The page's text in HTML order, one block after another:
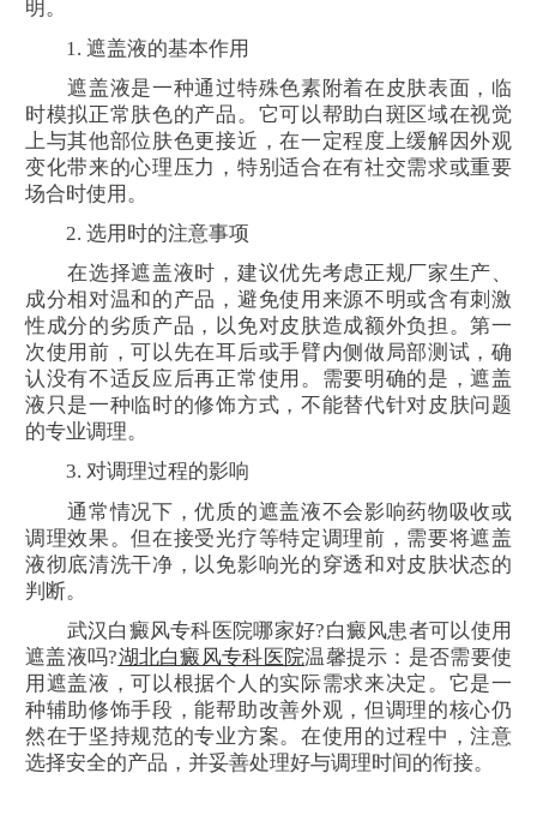
明。
1. 遮盖液的基本作用
遮盖液是一种通过特殊色素附着在皮肤表面，临
时模拟正常肤色的产品。它可以帮助白斑区域在视觉
上与其他部位肤色更接近，在一定程度上缓解因外观
变化带来的心理压力，特别适合在有社交需求或重要
场合时使用。
2. 选用时的注意事项
在选择遮盖液时，建议优先考虑正规厂家生产、
成分相对温和的产品，避免使用来源不明或含有刺激
性成分的劣质产品，以免对皮肤造成额外负担。第一
次使用前，可以先在耳后或手臂内侧做局部测试，确
认没有不适反应后再正常使用。需要明确的是，遮盖
液只是一种临时的修饰方式，不能替代针对皮肤问题
的专业调理。
3. 对调理过程的影响
通常情况下，优质的遮盖液不会影响药物吸收或
调理效果。但在接受光疗等特定调理前，需要将遮盖
液彻底清洗干净，以免影响光的穿透和对皮肤状态的
判断。
武汉白癜风专科医院哪家好?白癜风患者可以使用
遮盖液吗?湖北白癜风专科医院温馨提示：是否需要使
用遮盖液，可以根据个人的实际需求来决定。它是一
种辅助修饰手段，能帮助改善外观，但调理的核心仍
然在于坚持规范的专业方案。在使用的过程中，注意
选择安全的产品，并妥善处理好与调理时间的衔接。